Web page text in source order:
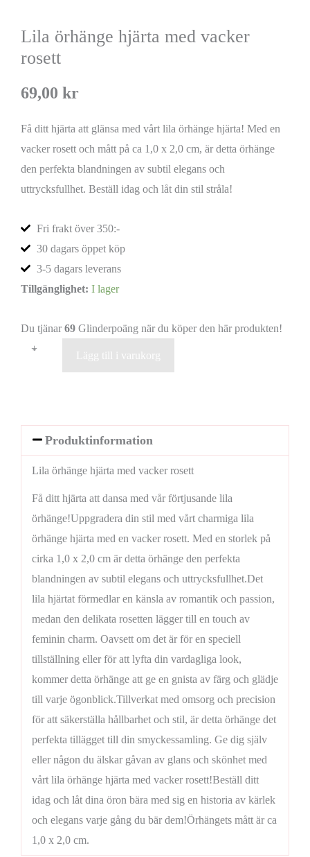
Lila örhänge hjärta med vacker
rosett
69,00 kr
Få ditt hjärta att glänsa med vårt lila örhänge hjärta! Med en
vacker rosett och mått på ca 1,0 x 2,0 cm, är detta örhänge
den perfekta blandningen av subtil elegans och
uttrycksfullhet. Beställ idag och låt din stil stråla!
Fri frakt över 350:-
30 dagars öppet köp
3-5 dagars leverans
Tillgänglighet: I lager
Du tjänar 69 Glinderpoäng när du köper den här produkten!
-
+
Lägg till i varukorg
Produktinformation
Lila örhänge hjärta med vacker rosett
Få ditt hjärta att dansa med vår förtjusande lila
örhänge!Uppgradera din stil med vårt charmiga lila
örhänge hjärta med en vacker rosett. Med en storlek på
cirka 1,0 x 2,0 cm är detta örhänge den perfekta
blandningen av subtil elegans och uttrycksfullhet.Det
lila hjärtat förmedlar en känsla av romantik och passion,
medan den delikata rosetten lägger till en touch av
feminin charm. Oavsett om det är för en speciell
tillställning eller för att lyfta din vardagliga look,
kommer detta örhänge att ge en gnista av färg och glädje
till varje ögonblick.Tillverkat med omsorg och precision
för att säkerställa hållbarhet och stil, är detta örhänge det
perfekta tillägget till din smyckessamling. Ge dig själv
eller någon du älskar gåvan av glans och skönhet med
vårt lila örhänge hjärta med vacker rosett!Beställ ditt
idag och låt dina öron bära med sig en historia av kärlek
och elegans varje gång du bär dem!Örhängets mått är ca
1,0 x 2,0 cm.